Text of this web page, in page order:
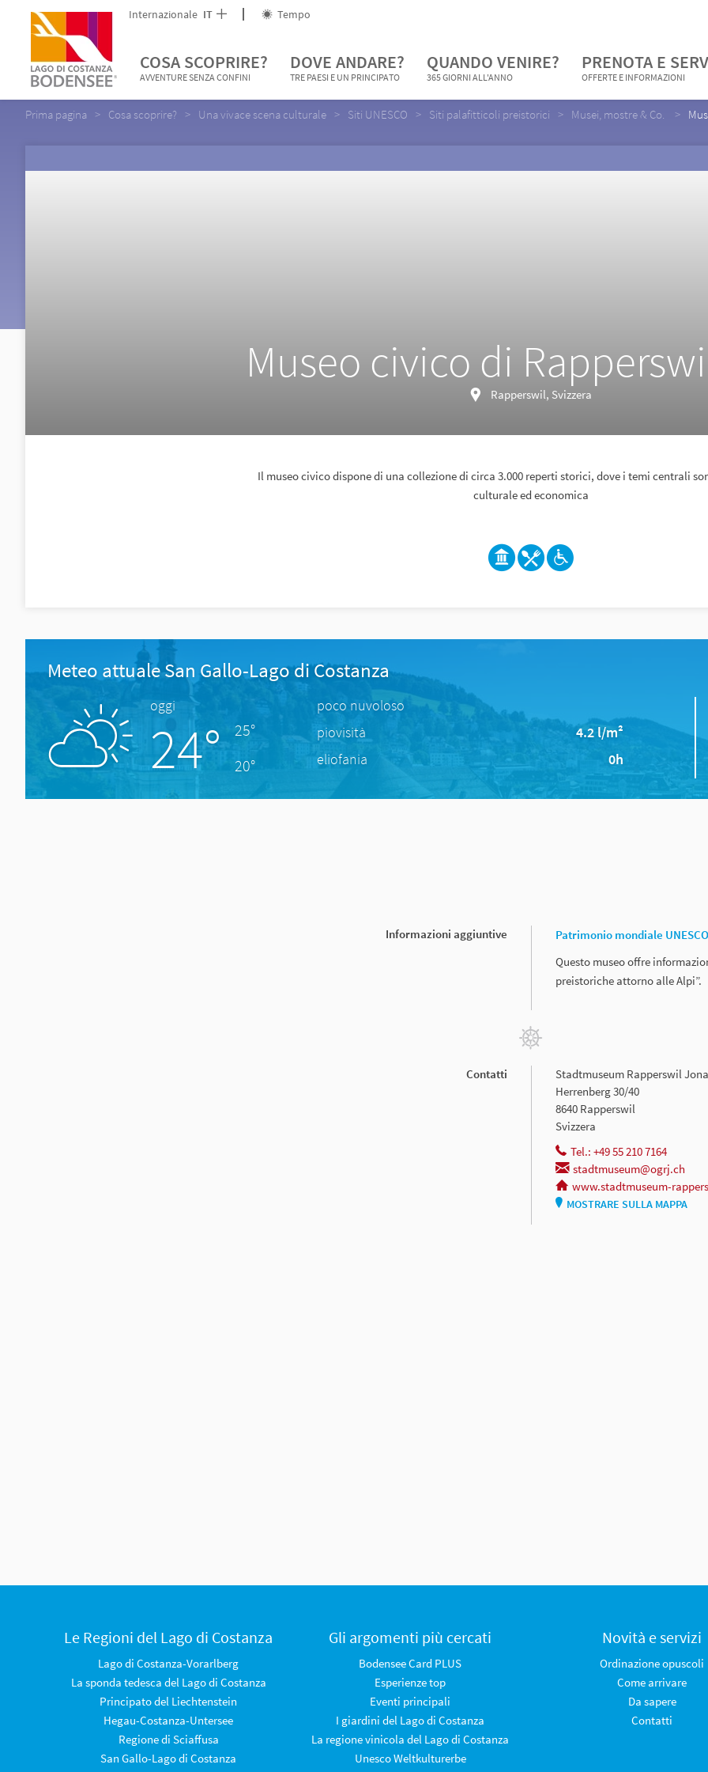
Internazionale IT Tempo
COSA SCOPRIRE?
AVVENTURE SENZA CONFINI
DOVE ANDARE?
TRE PAESI E UN PRINCIPATO
QUANDO VENIRE?
365 GIORNI ALL'ANNO
PRENOTA E
OFFERTE E INFORMAZIONI
Prima pagina Cosa scoprire? Una vivace scena culturale Siti UNESCO Siti palafitticoli preistorici Musei, mostre & Co.
Museo civico di
Rapperswil, Svizzera
Il museo civico dispone di una collezione di circa 3.000 reperti storici, dove i temi centrali
culturale ed economica
Meteo attuale San Gallo-Lago di Costanza
oggi
24°
25°
20°
poco nuvoloso
piovisità
4.2 l/m²
eliofania
0h
Informazioni aggiuntive
Patrimonio mondiale
Questo museo offre
preistoriche attorno alle Alpi”.
Contatti
Stadtmuseum Rapperswil Jona
Herrenberg 30/40
8640 Rapperswil
Svizzera
Tel.: +49 55 210 7164
stadtmuseum@ogrj.ch
www.stadtmuseum-
MOSTRARE SULLA MAPPA
Le Regioni del Lago di Costanza
Lago di Costanza-Vorarlberg
La sponda tedesca del Lago di Costanza
Principato del Liechtenstein
Hegau-Costanza-Untersee
Regione di Sciaffusa
San Gallo-Lago di Costanza
Gli argomenti più cercati
Bodensee Card PLUS
Esperienze top
Eventi principali
I giardini del Lago di Costanza
La regione vinicola del Lago di Costanza
Unesco Weltkulturerbe
Novità e servizi
Ordinazione opuscoli
Come arrivare
Da sapere
Contatti